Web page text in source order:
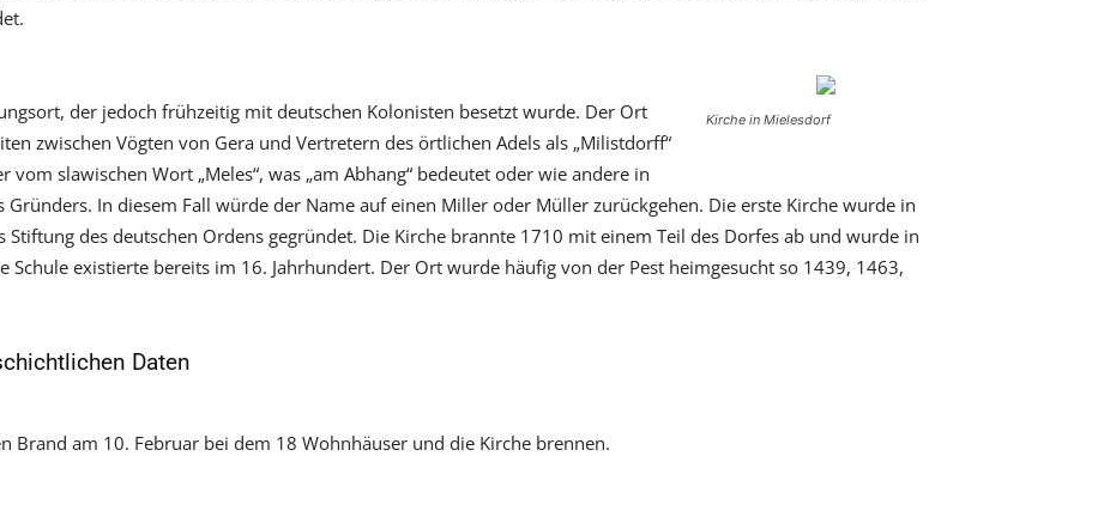
Kirche in Mielesdorf
der jedoch frühzeitig mit deutschen Kolonisten besetzt wurde. Der Ort
zwischen Vögten von Gera und Vertretern des örtlichen Adels als „Milistdorff“
slawischen Wort „Meles“, was „am Abhang“ bedeutet oder wie andere in
Gründers. In diesem Fall würde der Name auf einen Miller oder Müller zurückgehen. Die erste Kirche wurde in
Stiftung des deutschen Ordens gegründet. Die Kirche brannte 1710 mit einem Teil des Dorfes ab und wurde in
Schule existierte bereits im 16. Jahrhundert. Der Ort wurde häufig von der Pest heimgesucht so 1439, 1463,
Daten
Brand am 10. Februar bei dem 18 Wohnhäuser und die Kirche brennen.